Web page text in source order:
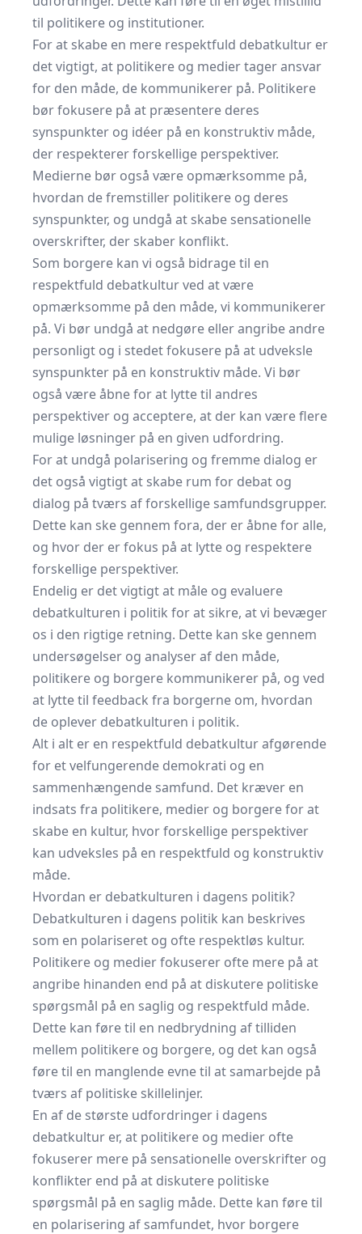
til politikere og institutioner.
For at skabe en mere respektfuld debatkultur er
det vigtigt, at politikere og medier tager ansvar
for den måde, de kommunikerer på. Politikere
bør fokusere på at præsentere deres
synspunkter og idéer på en konstruktiv måde,
der respekterer forskellige perspektiver.
Medierne bør også være opmærksomme på,
hvordan de fremstiller politikere og deres
synspunkter, og undgå at skabe sensationelle
overskrifter, der skaber konflikt.
Som borgere kan vi også bidrage til en
respektfuld debatkultur ved at være
opmærksomme på den måde, vi kommunikerer
på. Vi bør undgå at nedgøre eller angribe andre
personligt og i stedet fokusere på at udveksle
synspunkter på en konstruktiv måde. Vi bør
også være åbne for at lytte til andres
perspektiver og acceptere, at der kan være flere
mulige løsninger på en given udfordring.
For at undgå polarisering og fremme dialog er
det også vigtigt at skabe rum for debat og
dialog på tværs af forskellige samfundsgrupper.
Dette kan ske gennem fora, der er åbne for alle,
og hvor der er fokus på at lytte og respektere
forskellige perspektiver.
Endelig er det vigtigt at måle og evaluere
debatkulturen i politik for at sikre, at vi bevæger
os i den rigtige retning. Dette kan ske gennem
undersøgelser og analyser af den måde,
politikere og borgere kommunikerer på, og ved
at lytte til feedback fra borgerne om, hvordan
de oplever debatkulturen i politik.
Alt i alt er en respektfuld debatkultur afgørende
for et velfungerende demokrati og en
sammenhængende samfund. Det kræver en
indsats fra politikere, medier og borgere for at
skabe en kultur, hvor forskellige perspektiver
kan udveksles på en respektfuld og konstruktiv
måde.
Hvordan er debatkulturen i dagens politik?
Debatkulturen i dagens politik kan beskrives
som en polariseret og ofte respektløs kultur.
Politikere og medier fokuserer ofte mere på at
angribe hinanden end på at diskutere politiske
spørgsmål på en saglig og respektfuld måde.
Dette kan føre til en nedbrydning af tilliden
mellem politikere og borgere, og det kan også
føre til en manglende evne til at samarbejde på
tværs af politiske skillelinjer.
En af de største udfordringer i dagens
debatkultur er, at politikere og medier ofte
fokuserer mere på sensationelle overskrifter og
konflikter end på at diskutere politiske
spørgsmål på en saglig måde. Dette kan føre til
en polarisering af samfundet, hvor borgere